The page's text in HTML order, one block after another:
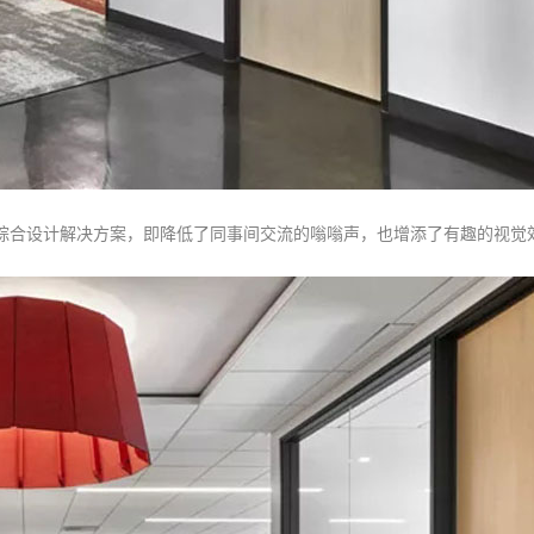
设计解决方案，即降低了同事间交流的嗡嗡声，也增添了有趣的视觉